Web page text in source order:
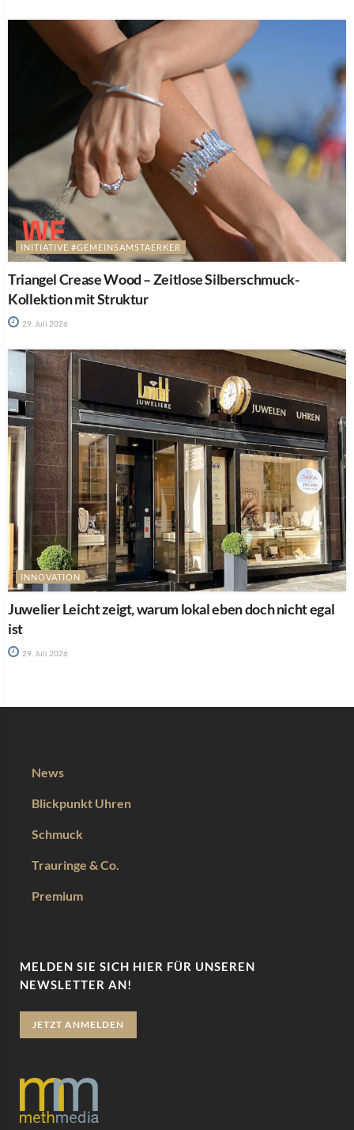
INITIATIVE #GEMEINSAMSTAERKER
Triangel Crease Wood – Zeitlose Silberschmuck-
Kollektion mit Struktur
29. Juli 2026
INNOVATION
Juwelier Leicht zeigt, warum lokal eben doch nicht egal
ist
29. Juli 2026
News
Blickpunkt Uhren
Schmuck
Trauringe & Co.
Premium
MELDEN SIE SICH HIER FÜR UNSEREN
NEWSLETTER AN!
JETZT ANMELDEN